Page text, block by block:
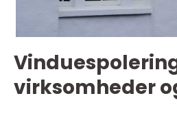
virksomheder